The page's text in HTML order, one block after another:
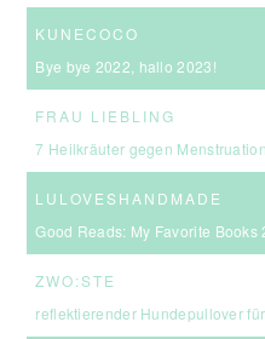
KUNECOCO
Bye bye 2022, hallo 2023!
FRAU LIEBLING
7 Heilkräuter gegen
LULOVESHANDMADE
Good Reads: My Favorite Books
ZWO:STE
reflektierender Hundepullover